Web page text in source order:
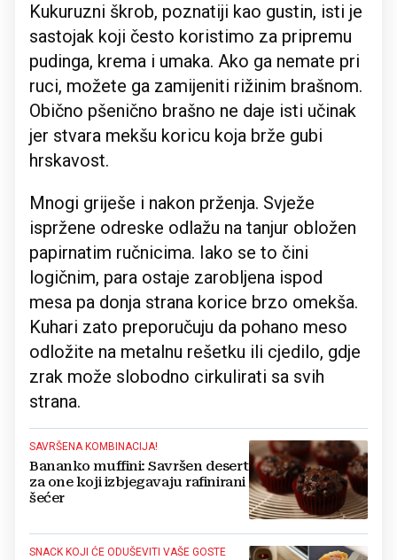
Kukuruzni škrob, poznatiji kao gustin, isti je
sastojak koji često koristimo za pripremu
pudinga, krema i umaka. Ako ga nemate pri
ruci, možete ga zamijeniti rižinim brašnom.
Obično pšenično brašno ne daje isti učinak
jer stvara mekšu koricu koja brže gubi
hrskavost.
Mnogi griješe i nakon prženja. Svježe
ispržene odreske odlažu na tanjur obložen
papirnatim ručnicima. Iako se to čini
logičnim, para ostaje zarobljena ispod
mesa pa donja strana korice brzo omekša.
Kuhari zato preporučuju da pohano meso
odložite na metalnu rešetku ili cjedilo, gdje
zrak može slobodno cirkulirati sa svih
strana.
SAVRŠENA KOMBINACIJA!
Bananko muffini: Savršen desert
za one koji izbjegavaju rafinirani
šećer
SNACK KOJI ĆE ODUŠEVITI VAŠE GOSTE